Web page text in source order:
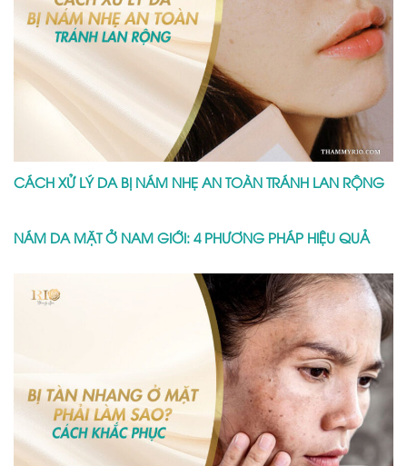
CÁCH XỬ LÝ DA BỊ NÁM NHẸ AN TOÀN TRÁNH LAN RỘNG
NÁM DA MẶT Ở NAM GIỚI: 4 PHƯƠNG PHÁP HIỆU QUẢ